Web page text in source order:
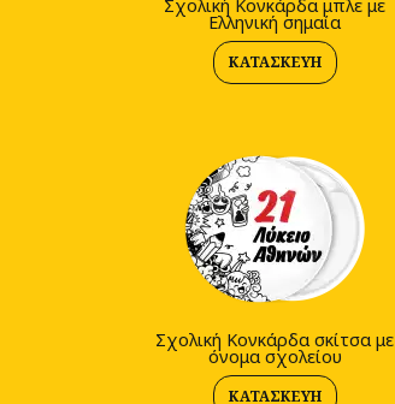
Σχολική Κονκάρδα μπλε με
Ελληνική σημαία
ΚΑΤΑΣΚΕΥΉ
Σχολική Κονκάρδα σκίτσα με
όνομα σχολείου
ΚΑΤΑΣΚΕΥΉ